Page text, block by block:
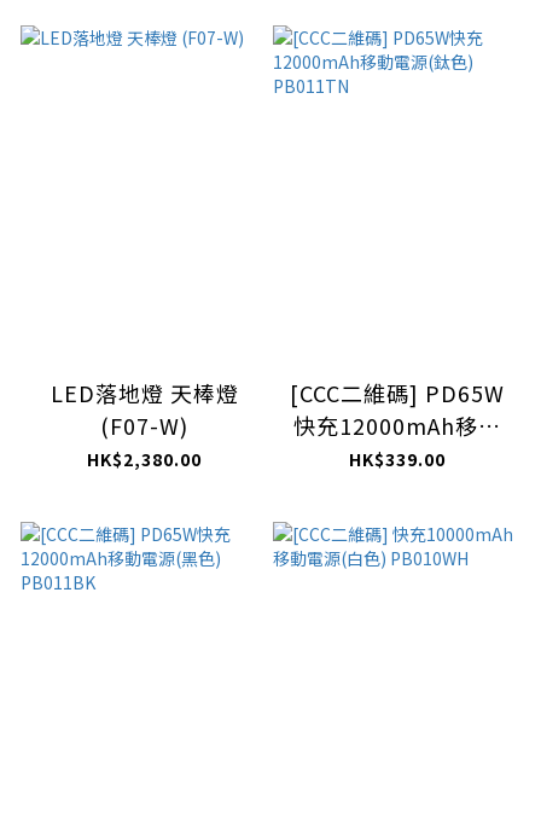
LED落地燈 天棒燈
(F07-W)
HK$2,380.00
[CCC二維碼] PD65W
快充12000mAh移動
電源(鈦色) PB011TN
HK$339.00